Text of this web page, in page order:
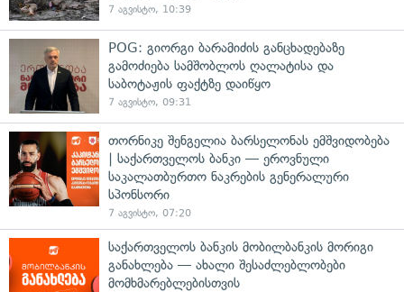
7 აგვისტო, 10:39
POG: გიორგი ბარამიძის განცხადებაზე
გამოძიება სამშობლოს ღალატისა და
საბოტაჟის ფაქტზე დაიწყო
7 აგვისტო, 09:31
თორნიკე შენგელია ბარსელონას ემშვიდობება
| საქართველოს ბანკი — ეროვნული
საკალათბურთო ნაკრების გენერალური
სპონსორი
7 აგვისტო, 07:20
საქართველოს ბანკის მობილბანკის მორიგი
განახლება — ახალი შესაძლებლობები
მომხმარებლებისთვის